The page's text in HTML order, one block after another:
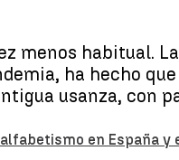
menos habitual.
ha hecho
usanza, con
en España y